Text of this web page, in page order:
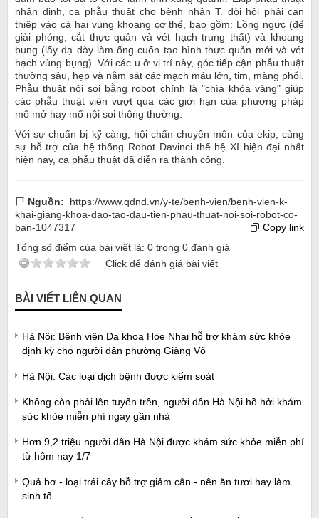
nhận định, ca phẫu thuật cho bệnh nhân T. đòi hỏi phải can
thiệp vào cả hai vùng khoang cơ thể, bao gồm: Lồng ngực (để
giải phóng, cắt thực quản và vét hạch trung thất) và khoang
bụng (lấy dạ dày làm ống cuốn tạo hình thực quản mới và vét
hạch vùng bụng). Với các u ở vị trí này, góc tiếp cận phẫu thuật
thường sâu, hẹp và nằm sát các mạch máu lớn, tim, màng phổi.
Phẫu thuật nội soi bằng robot chính là "chìa khóa vàng" giúp
các phẫu thuật viên vượt qua các giới hạn của phương pháp
mổ mở hay mổ nội soi thông thường.
Với sự chuẩn bị kỹ càng, hội chẩn chuyên môn của ekip, cùng
sự hỗ trợ của hệ thống Robot Davinci thế hệ XI hiện đại nhất
hiện nay, ca phẫu thuật đã diễn ra thành công.
Nguồn:
https://www.qdnd.vn/y-te/benh-vien/benh-vien-k-
khai-giang-khoa-dao-tao-dau-tien-phau-thuat-noi-soi-robot-co-
ban-1047317
Copy link
Tổng số điểm của bài viết là: 0 trong 0 đánh giá
Click để đánh giá bài viết
BÀI VIẾT LIÊN QUAN
Hà Nội: Bệnh viện Đa khoa Hòe Nhai hỗ trợ khám sức khỏe
định kỳ cho người dân phường Giảng Võ
Hà Nội: Các loại dịch bệnh được kiểm soát
Không còn phải lên tuyến trên, người dân Hà Nội hồ hởi khám
sức khỏe miễn phí ngay gần nhà
Hơn 9,2 triệu người dân Hà Nội được khám sức khỏe miễn phí
từ hôm nay 1/7
Quả bơ - loại trái cây hỗ trợ giảm cân - nên ăn tươi hay làm
sinh tố